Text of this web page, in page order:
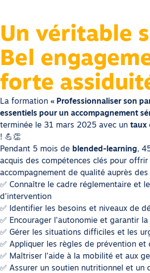
La formation « Professionnaliser son
essentiels pour un accompagnement
terminée le 31 mars 2025 avec un taux
! 💪👏
Pendant 5 mois de blended-learning,
acquis des compétences clés pour offrir
accompagnement de qualité auprès
✅ Connaître le cadre réglementaire et
d’intervention
✅ Identifier les besoins et niveaux de
✅ Encourager l’autonomie et garantir
✅ Gérer les situations difficiles et les
✅ Appliquer les règles de prévention et
✅ Maîtriser l’aide à la mobilité et aux
✅ Assurer un soutien nutritionnel et un